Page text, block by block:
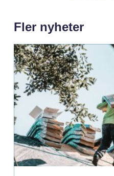
Fler nyheter